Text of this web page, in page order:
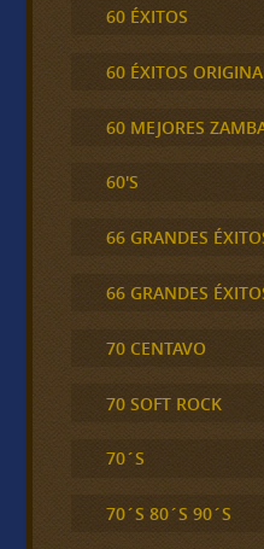
60 ÉXITOS
60 ÉXITOS
60 MEJORES
60'S
66 GRANDES
66 GRANDES
70 CENTAVO
70 SOFT ROCK
70´S
70´S 80´S 90´S